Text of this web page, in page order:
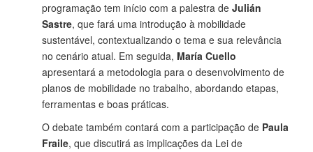
programação tem início com a palestra de Julián
Sastre, que fará uma introdução à mobilidade
sustentável, contextualizando o tema e sua relevância
no cenário atual. Em seguida, María Cuello
apresentará a metodologia para o desenvolvimento de
planos de mobilidade no trabalho, abordando etapas,
ferramentas e boas práticas.
O debate também contará com a participação de Paula
Fraile, que discutirá as implicações da Lei de